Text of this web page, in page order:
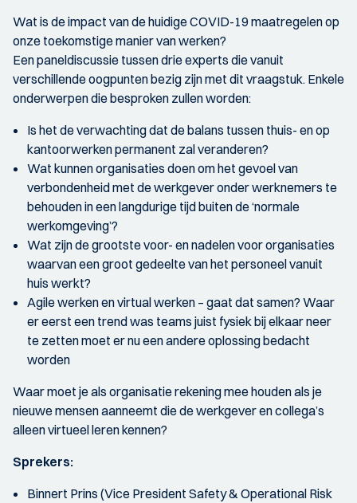
Wat is de impact van de huidige COVID-19 maatregelen op
onze toekomstige manier van werken?
Een paneldiscussie tussen drie experts die vanuit
verschillende oogpunten bezig zijn met dit vraagstuk. Enkele
onderwerpen die besproken zullen worden:
Is het de verwachting dat de balans tussen thuis- en op
kantoorwerken permanent zal veranderen?
Wat kunnen organisaties doen om het gevoel van
verbondenheid met de werkgever onder werknemers te
behouden in een langdurige tijd buiten de ‘normale
werkomgeving’?
Wat zijn de grootste voor- en nadelen voor organisaties
waarvan een groot gedeelte van het personeel vanuit
huis werkt?
Agile werken en virtual werken – gaat dat samen? Waar
er eerst een trend was teams juist fysiek bij elkaar neer
te zetten moet er nu een andere oplossing bedacht
worden
Waar moet je als organisatie rekening mee houden als je
nieuwe mensen aanneemt die de werkgever en collega’s
alleen virtueel leren kennen?
Sprekers:
Binnert Prins (Vice President Safety & Operational Risk